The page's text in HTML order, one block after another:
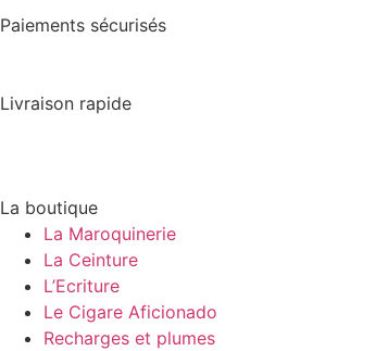
Paiements sécurisés
Livraison rapide
La boutique
La Maroquinerie
La Ceinture
L’Ecriture
Le Cigare Aficionado
Recharges et plumes